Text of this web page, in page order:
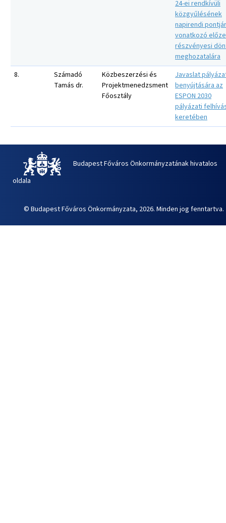
24-ei rendkívüli
közgyűlésének
napirendi
vonatkozó
részvényesi
meghozatalára
8.
Számadó
Tamás dr.
Közbeszerzési és
Projektmenedzsment
Főosztály
Javaslat
benyújtására az
ESPON 2030
pályázati
keretében
Budapest Főváros Önkormányzatának hivatalos
oldala
© Budapest Főváros Önkormányzata, 2026. Minden jog fenntartva.